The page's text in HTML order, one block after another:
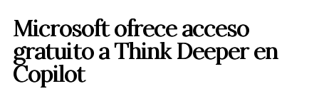
Microsoft ofrece acceso
gratuito a Think Deeper en
Copilot